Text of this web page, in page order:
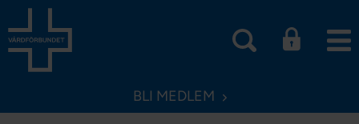
BLI MEDLEM